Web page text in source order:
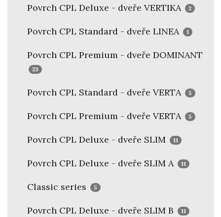
Povrch CPL Deluxe - dveře VERTIKA 2
Povrch CPL Standard - dveře LINEA 1
Povrch CPL Premium - dveře DOMINANT
23
Povrch CPL Standard - dveře VERTA 5
Povrch CPL Premium - dveře VERTA 5
Povrch CPL Deluxe - dveře SLIM 11
Povrch CPL Deluxe - dveře SLIM A 11
Classic series 5
Povrch CPL Deluxe - dveře SLIM B 11